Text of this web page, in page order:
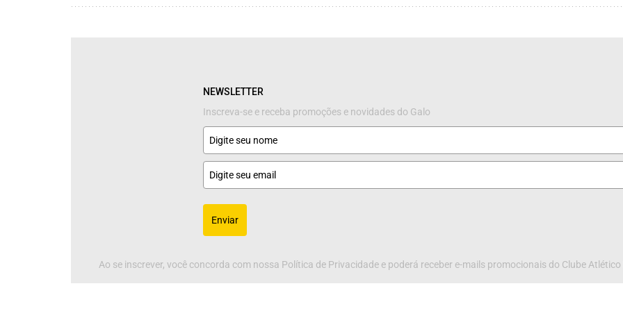
NEWSLETTER
Inscreva-se e receba promoções e novidades do Galo
Enviar
Ao se inscrever, você concorda com nossa Política de Privacidade e poderá receber e-mails promocionais do Clube Atlético